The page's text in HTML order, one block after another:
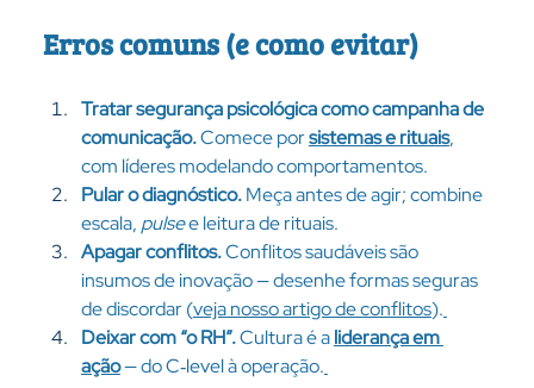
Erros comuns (e como evitar)
Tratar segurança psicológica como campanha de
comunicação. Comece por sistemas e rituais,
com líderes modelando comportamentos.
Pular o diagnóstico. Meça antes de agir; combine
escala, pulse e leitura de rituais.
Apagar conflitos. Conflitos saudáveis são
insumos de inovação — desenhe formas seguras
de discordar (veja nosso artigo de conflitos).
Deixar com “o RH”. Cultura é a liderança em
ação — do C‑level à operação.